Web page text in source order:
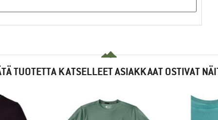
TUOTETTA KATSELLEET ASIAKKAAT OSTIVAT